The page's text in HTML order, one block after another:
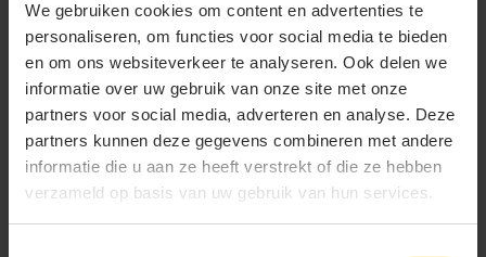
We gebruiken cookies om content en advertenties te
personaliseren, om functies voor social media te bieden
en om ons websiteverkeer te analyseren. Ook delen we
informatie over uw gebruik van onze site met onze
partners voor social media, adverteren en analyse. Deze
partners kunnen deze gegevens combineren met andere
informatie die u aan ze heeft verstrekt of die ze hebben
verzameld op basis van uw gebruik van hun services.
Constructie:Hoogwaardige 3-laagse kwaliteit
met winddicht membraan en zachte microfleece
binnenzijde
Bescherming: Winddicht en waterafstotend
materiaal met een hoog ademend vermogen
Pasvorm:Moderne herenpasvorm voor een
stijlvolle, sportieve en professionele uitstraling
Design:Hoge opstaande kraag, robuuste
ritssluiting, praktische ritszakken en verstelbare